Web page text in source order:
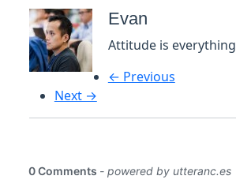
Evan
Attitude is everything
← Previous
Next →